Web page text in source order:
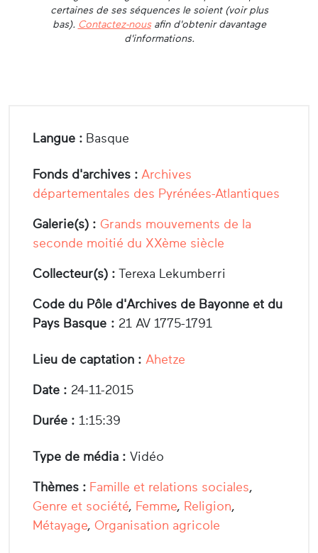
certaines de ses séquences le soient (voir plus
bas). Contactez-nousafin d'obtenir davantage
d'informations.
Langue : Basque
Fonds d'archives : Archives
départementales des Pyrénées-Atlantiques
Galerie(s) : Grands mouvements de la
seconde moitié du XXème siècle
Collecteur(s) : Terexa Lekumberri
Code du Pôle d'Archives de Bayonne et du
Pays Basque : 21 AV 1775-1791
Lieu de captation : Ahetze
Date : 24-11-2015
Durée : 1:15:39
Type de média : Vidéo
Thèmes : Famille et relations sociales,
Genre et société, Femme, Religion,
Métayage, Organisation agricole